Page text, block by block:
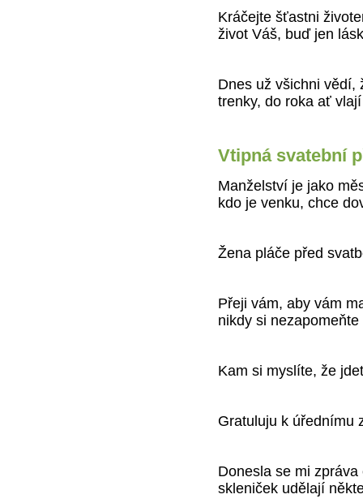
Kráčejte šťastni
život Váš, buď jen
Dnes už všichni vědí,
trenky, do roka ať
Vtipná svatební
Manželství je jako
kdo je venku, chce
Žena pláče před
Přeji vám, aby vám
nikdy si
Kam si myslíte, že
Gratuluju k úřednímu
Donesla se mi
skleniček udělají